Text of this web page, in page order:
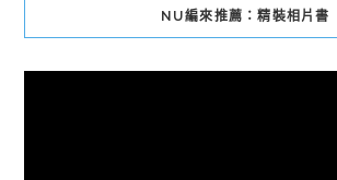
NU編來推薦：精裝相片書